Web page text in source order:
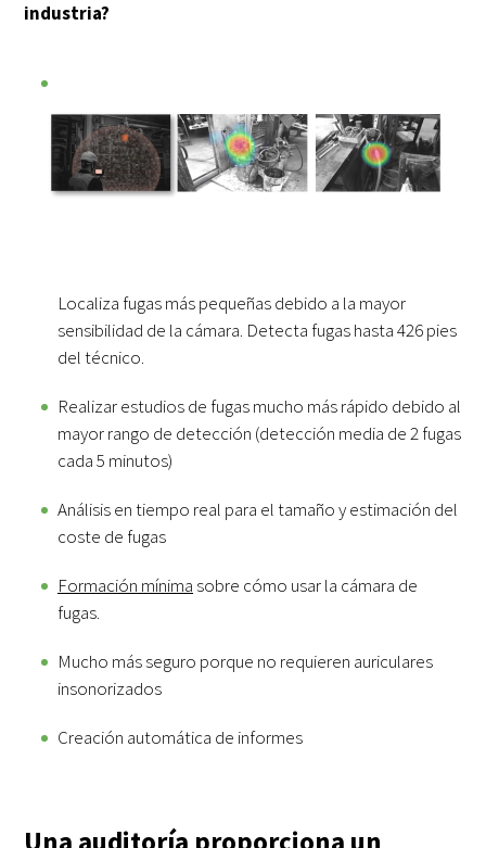
industria?
Localiza fugas más pequeñas debido a la mayor
sensibilidad de la cámara. Detecta fugas hasta 426 pies
del técnico.
Realizar estudios de fugas mucho más rápido debido al
mayor rango de detección (detección media de 2 fugas
cada 5 minutos)
Análisis en tiempo real para el tamaño y estimación del
coste de fugas
Formación mínimasobre cómo usar la cámara de
fugas.
Mucho más seguro porque no requieren auriculares
insonorizados
Creación automática de informes